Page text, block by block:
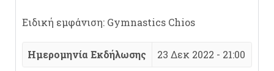
Ειδική εμφάνιση: Gymnastics Chios
Ημερομηνία Εκδήλωσης 23 Δεκ 2022 - 21:00